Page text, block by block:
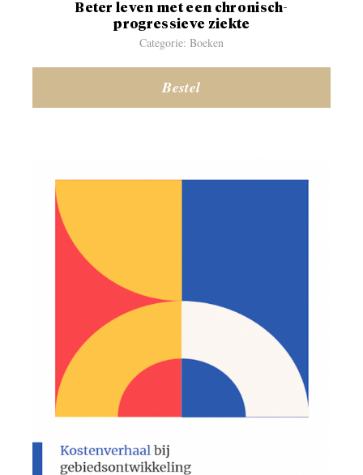
Beter leven met een chronisch-
progressieve ziekte
Categorie: Boeken
Bestel